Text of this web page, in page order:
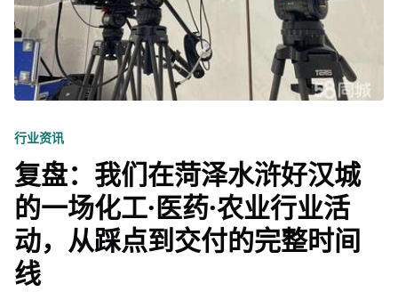
行业资讯
复盘：我们在菏泽水浒好汉城
的一场化工·医药·农业行业活
动，从踩点到交付的完整时间
线